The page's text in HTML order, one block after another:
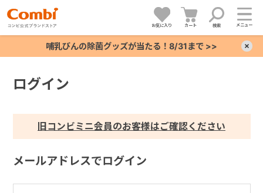
お気に入り カート 検索 メニュー
哺乳びんの除菌グッズが当たる！8/31まで >>
ログイン
旧コンビミニ会員のお客様はご確認ください
メールアドレスでログイン